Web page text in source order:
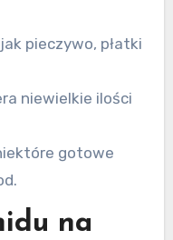
pieczywo, płatki
niewielkie ilości
gotowe
na